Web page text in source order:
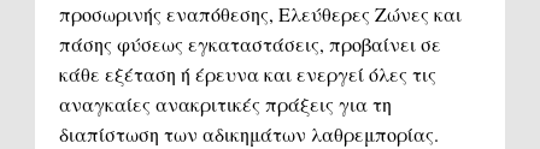
προσωρινής εναπόθεσης, Ελεύθερες Ζώνες και
πάσης φύσεως εγκαταστάσεις, προβαίνει σε
κάθε εξέταση ή έρευνα και ενεργεί όλες τις
αναγκαίες ανακριτικές πράξεις για τη
διαπίστωση των αδικημάτων λαθρεμπορίας.